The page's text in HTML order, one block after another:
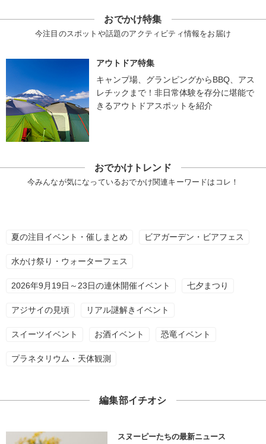
おでかけ特集
今注目のスポットや話題のアクティビティ情報をお届け
アウトドア特集
キャンプ場、グランピングからBBQ、アス
レチックまで！非日常体験を存分に堪能で
きるアウトドアスポットを紹介
おでかけトレンド
今みんなが気になっているおでかけ関連キーワードはコレ！
夏の注目イベント・催しまとめ ビアガーデン・ビアフェス
水かけ祭り・ウォーターフェス
2026年9月19日～23日の連休開催イベント 七夕まつり
アジサイの見頃 リアル謎解きイベント
スイーツイベント お酒イベント 恐竜イベント
プラネタリウム・天体観測
編集部イチオシ
スヌーピーたちの最新ニュース